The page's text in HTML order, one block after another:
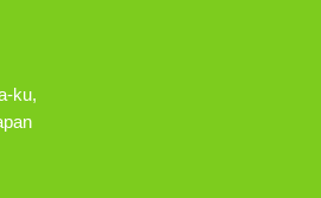
ku,